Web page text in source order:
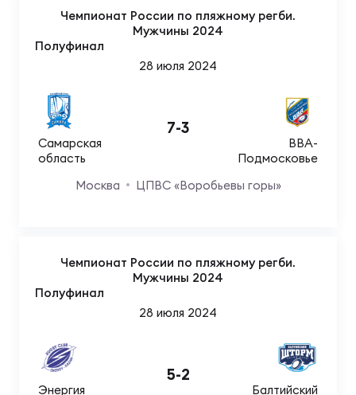
Чемпионат России по пляжному регби.
Мужчины 2024
Полуфинал
28 июля 2024
Самарская
область
7-3
ВВА-
Подмосковье
Москва
ЦПВС «Воробьевы горы»
Чемпионат России по пляжному регби.
Мужчины 2024
Полуфинал
28 июля 2024
Энергия
5-2
Балтийский